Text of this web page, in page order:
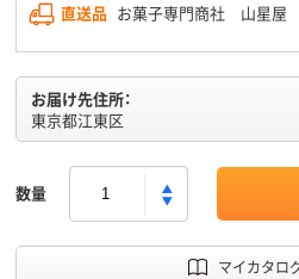
直送品 お菓子専門商社 山星屋
お届け先住所：
東京都江東区
数量
マイカタロ